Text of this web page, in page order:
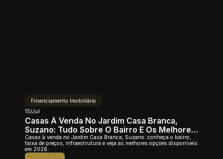
Financiamento Imobiliário
15/Jul
Casas À Venda No Jardim Casa Branca,
Suzano: Tudo Sobre O Bairro E Os Melhores
Imóveis
Casas à venda no Jardim Casa Branca, Suzano: conheça o bairro,
faixa de preços, infraestrutura e veja as melhores opções disponíveis
em 2026.